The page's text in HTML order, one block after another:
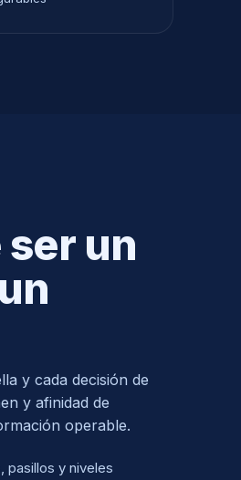
ser un
y cada decisión de
y afinidad de
operable.
y niveles